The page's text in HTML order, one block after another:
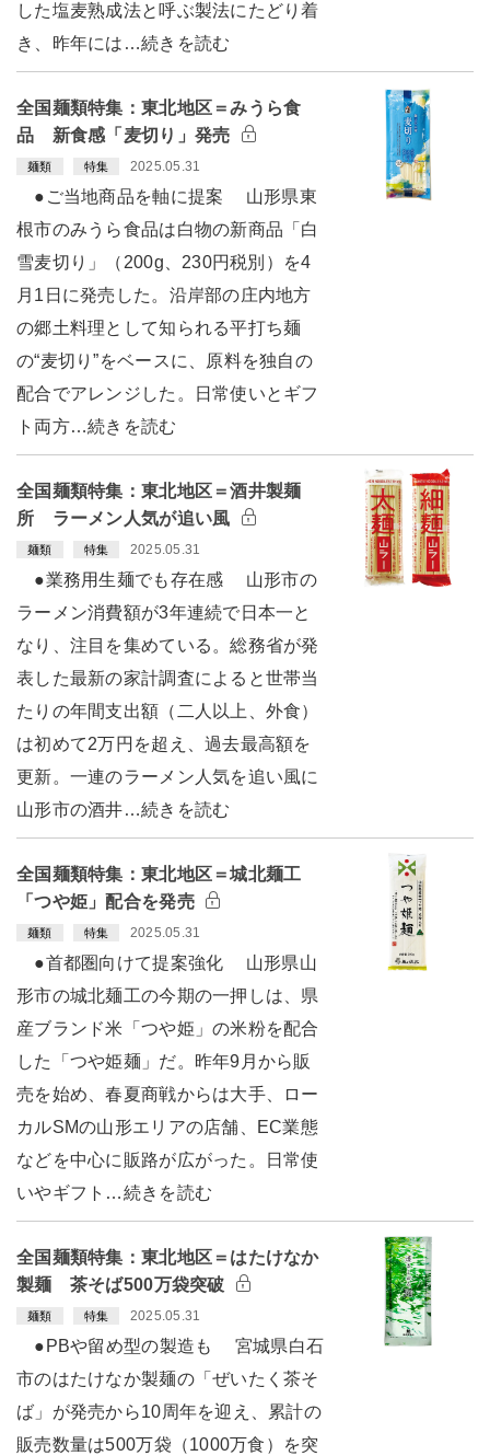
した塩麦熟成法と呼ぶ製法にたどり着
き、昨年には…続きを読む
全国麺類特集：東北地区＝みうら食
品 新食感「麦切り」発売
麺類 特集 2025.05.31
●ご当地商品を軸に提案 山形県東
根市のみうら食品は白物の新商品「白
雪麦切り」（200g、230円税別）を4
月1日に発売した。沿岸部の庄内地方
の郷土料理として知られる平打ち麺
の“麦切り”をベースに、原料を独自の
配合でアレンジした。日常使いとギフ
ト両方…続きを読む
全国麺類特集：東北地区＝酒井製麺
所 ラーメン人気が追い風
麺類 特集 2025.05.31
●業務用生麺でも存在感 山形市の
ラーメン消費額が3年連続で日本一と
なり、注目を集めている。総務省が発
表した最新の家計調査によると世帯当
たりの年間支出額（二人以上、外食）
は初めて2万円を超え、過去最高額を
更新。一連のラーメン人気を追い風に
山形市の酒井…続きを読む
全国麺類特集：東北地区＝城北麺工
「つや姫」配合を発売
麺類 特集 2025.05.31
●首都圏向けて提案強化 山形県山
形市の城北麺工の今期の一押しは、県
産ブランド米「つや姫」の米粉を配合
した「つや姫麺」だ。昨年9月から販
売を始め、春夏商戦からは大手、ロー
カルSMの山形エリアの店舗、EC業態
などを中心に販路が広がった。日常使
いやギフト…続きを読む
全国麺類特集：東北地区＝はたけなか
製麺 茶そば500万袋突破
麺類 特集 2025.05.31
●PBや留め型の製造も 宮城県白石
市のはたけなか製麺の「ぜいたく茶そ
ば」が発売から10周年を迎え、累計の
販売数量は500万袋（1000万食）を突